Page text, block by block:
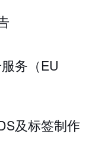
务（EU
及标签制作